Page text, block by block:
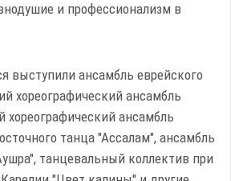
и профессионализм в
выступили ансамбль еврейского
хореографический ансамбль
хореографический ансамбль
танца "Ассалам", ансамбль
танцевальный коллектив при